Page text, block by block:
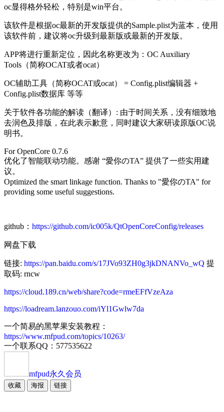
oc显得格外轻松，特别是win平台。
该软件是根据oc最新的开发版提供的Sample.plist为蓝本，使用
该软件前，建议将oc升级到最新版或最新的开发版。
APP将进行重新定位，因此名称更改为：OC Auxiliary
Tools（简称OCAT或者ocat）
OC辅助工具（简称OCAT或ocat） = Config.plist编辑器 +
Config.plist数据库 等等
关于软件各功能的解读（翻译）: 由于时间关系，没有细致地
去润色及排版，在此表示歉意，同时建议大家研读原版OC说
明书。
For OpenCore 0.7.6
优化了智能联动功能。感谢 “愛你のTA” 提供了一些实用建
议。
Optimized the smart linkage function. Thanks to "愛你のTA" for
providing some useful suggestions.
github： https://github.com/ic005k/QtOpenCoreConfig/releases
网盘下载
链接: https://pan.baidu.com/s/17JVo93ZH0g3jkDNANVo_wQ 提
取码: rncw
https://cloud.189.cn/web/share?code=rmeEFfVzeAza
https://loadream.lanzouo.com/iYl1Gwlw7da
一个简易的黑苹果安装教程：
https://www.mfpud.com/topics/10263/
一个联系QQ：577535622
mfpud永久会员
收藏 海报 链接